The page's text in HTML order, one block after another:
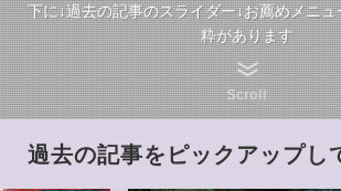
下に↓過去の記事のスライダー↓お薦めメニ
粋があります
Scroll
過去の記事をピックアップし